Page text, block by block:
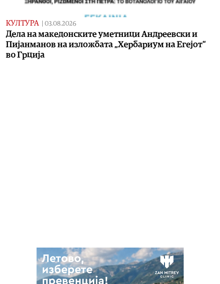
КУЛТУРА 03.08.2026
Дела на македонските уметници Андреевски и
Пијанманов на изложбата „Хербариум на Егејот“
во Грција